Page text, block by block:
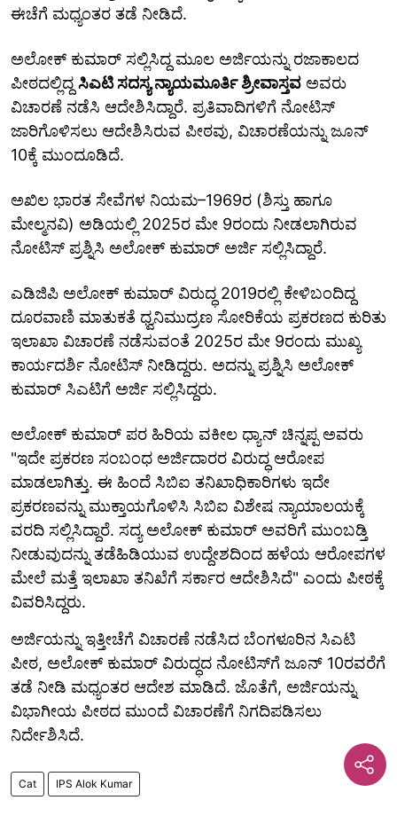
ಈಚೆಗೆ ಮಧ್ಯಂತರ ತಡೆ ನೀಡಿದೆ.
ಅಲೋಕ್‌ ಕುಮಾರ್‌ ಸಲ್ಲಿಸಿದ್ದ ಮೂಲ ಅರ್ಜಿಯನ್ನು ರಜಾಕಾಲದ
ಪೀಠದಲ್ಲಿದ್ದ ಸಿಎಟಿ ಸದಸ್ಯ ನ್ಯಾಯಮೂರ್ತಿ ಶ್ರೀವಾಸ್ತವ ಅವರು
ವಿಚಾರಣೆ ನಡೆಸಿ ಆದೇಶಿಸಿದ್ದಾರೆ. ಪ್ರತಿವಾದಿಗಳಿಗೆ ನೋಟಿಸ್
ಜಾರಿಗೊಳಿಸಲು ಆದೇಶಿಸಿರುವ ಪೀಠವು, ವಿಚಾರಣೆಯನ್ನು ಜೂನ್‌
10ಕ್ಕೆ ಮುಂದೂಡಿದೆ.
ಅಖಿಲ ಭಾರತ ಸೇವೆಗಳ ನಿಯಮ–1969ರ (ಶಿಸ್ತು ಹಾಗೂ
ಮೇಲ್ಮನವಿ) ಅಡಿಯಲ್ಲಿ 2025ರ ಮೇ 9ರಂದು ನೀಡಲಾಗಿರುವ
ನೋಟಿಸ್‌ ಪ್ರಶ್ನಿಸಿ ಅಲೋಕ್‌ ಕುಮಾರ್ ಅರ್ಜಿ ಸಲ್ಲಿಸಿದ್ದಾರೆ.
ಎಡಿಜಿಪಿ ಅಲೋಕ್‌ ಕುಮಾರ್‌ ವಿರುದ್ಧ 2019ರಲ್ಲಿ ಕೇಳಿಬಂದಿದ್ದ
ದೂರವಾಣಿ ಮಾತುಕತೆ ಧ್ವನಿಮುದ್ರಣ ಸೋರಿಕೆಯ ಪ್ರಕರಣದ ಕುರಿತು
ಇಲಾಖಾ ವಿಚಾರಣೆ ನಡೆಸುವಂತೆ 2025ರ ಮೇ 9ರಂದು ಮುಖ್ಯ
ಕಾರ್ಯದರ್ಶಿ ನೋಟಿಸ್‌ ನೀಡಿದ್ದರು. ಅದನ್ನು ಪ್ರಶ್ನಿಸಿ ಅಲೋಕ್‌
ಕುಮಾರ್‌ ಸಿಎಟಿಗೆ ಅರ್ಜಿ ಸಲ್ಲಿಸಿದ್ದರು.
ಅಲೋಕ್‌ ಕುಮಾರ್‌ ಪರ ಹಿರಿಯ ವಕೀಲ ಧ್ಯಾನ್‌ ಚಿನ್ನಪ್ಪ ಅವರು
"ಇದೇ ಪ್ರಕರಣ ಸಂಬಂಧ ಅರ್ಜಿದಾರರ ವಿರುದ್ಧ ಆರೋಪ
ಮಾಡಲಾಗಿತ್ತು. ಈ ಹಿಂದೆ ಸಿಬಿಐ ತನಿಖಾಧಿಕಾರಿಗಳು ಇದೇ
ಪ್ರಕರಣವನ್ನು ಮುಕ್ತಾಯಗೊಳಿಸಿ ಸಿಬಿಐ ವಿಶೇಷ ನ್ಯಾಯಾಲಯಕ್ಕೆ
ವರದಿ ಸಲ್ಲಿಸಿದ್ದಾರೆ. ಸದ್ಯ ಅಲೋಕ್‌ ಕುಮಾರ್‌ ಅವರಿಗೆ ಮುಂಬಡ್ತಿ
ನೀಡುವುದನ್ನು ತಡೆಹಿಡಿಯುವ ಉದ್ದೇಶದಿಂದ ಹಳೆಯ ಆರೋಪಗಳ
ಮೇಲೆ ಮತ್ತೆ ಇಲಾಖಾ ತನಿಖೆಗೆ ಸರ್ಕಾರ ಆದೇಶಿಸಿದೆ" ಎಂದು ಪೀಠಕ್ಕೆ
ವಿವರಿಸಿದ್ದರು.
ಅರ್ಜಿಯನ್ನು ಇತ್ತೀಚೆಗೆ ವಿಚಾರಣೆ ನಡೆಸಿದ ಬೆಂಗಳೂರಿನ ಸಿಎಟಿ
ಪೀಠ, ಅಲೋಕ್‌ ಕುಮಾರ್‌ ವಿರುದ್ಧದ ನೋಟಿಸ್‌ಗೆ ಜೂನ್‌ 10ರವರೆಗೆ
ತಡೆ ನೀಡಿ ಮಧ್ಯಂತರ ಆದೇಶ ಮಾಡಿದೆ. ಜೊತೆಗೆ, ಅರ್ಜಿಯನ್ನು
ವಿಭಾಗೀಯ ಪೀಠದ ಮುಂದೆ ವಿಚಾರಣೆಗೆ ನಿಗದಿಪಡಿಸಲು
ನಿರ್ದೇಶಿಸಿದೆ.
Cat IPS Alok Kumar